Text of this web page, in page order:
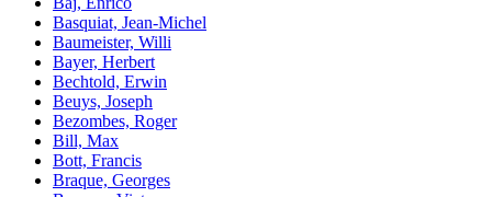
Basquiat, Jean-Michel
Baumeister, Willi
Bayer, Herbert
Bechtold, Erwin
Beuys, Joseph
Bezombes, Roger
Bill, Max
Bott, Francis
Braque, Georges